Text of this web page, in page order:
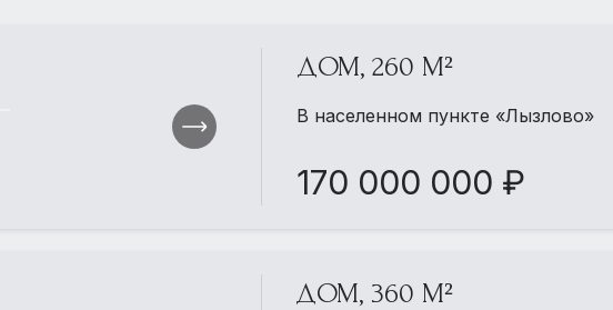
ДОМ, 260 М²
В населенном пункте «Лызлово»
170 000 000 ₽
ДОМ, 360 М²